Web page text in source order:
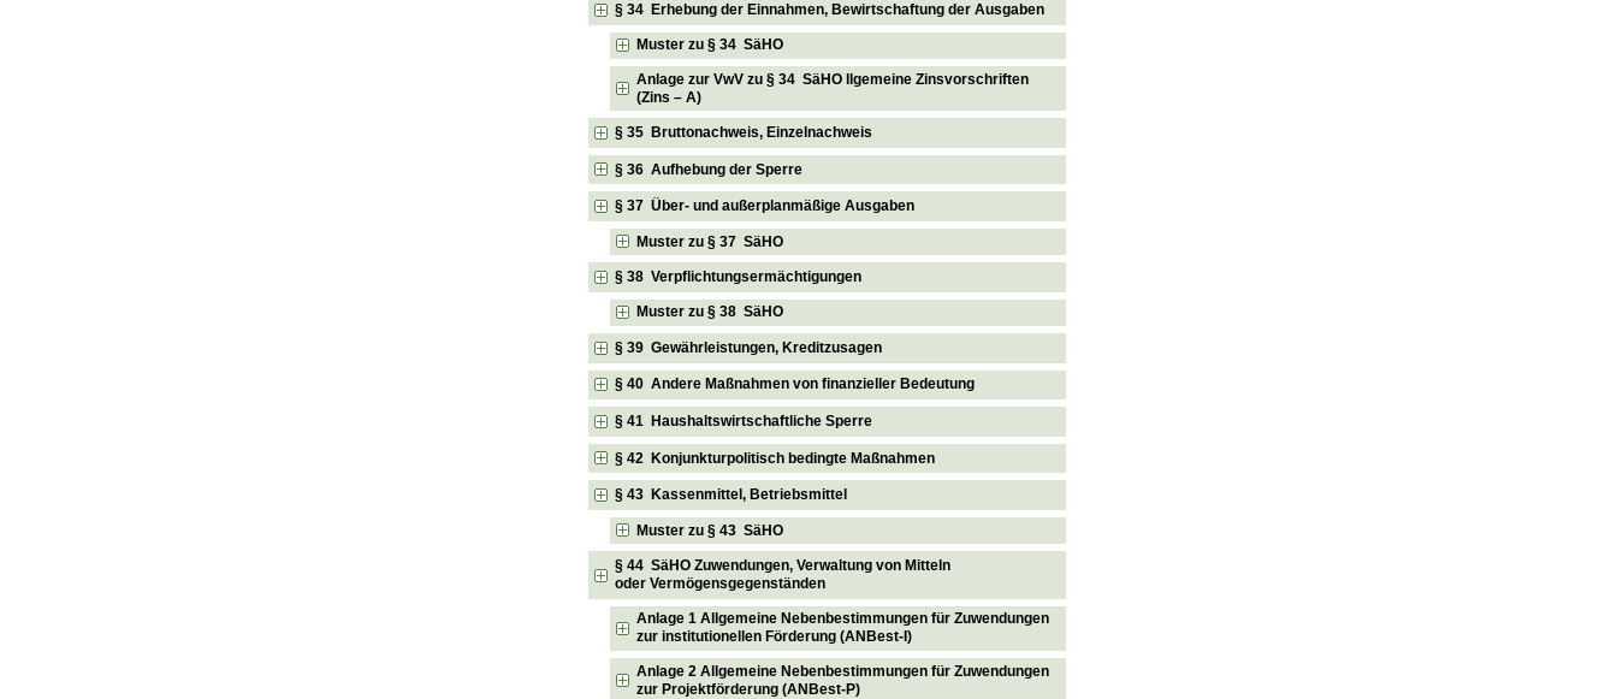
§ 34 Erhebung der Einnahmen, Bewirtschaftung der Ausgaben
Muster zu § 34 SäHO
Anlage zur VwV zu § 34 SäHO llgemeine Zinsvorschriften
(Zins – A)
§ 35 Bruttonachweis, Einzelnachweis
§ 36 Aufhebung der Sperre
§ 37 Über- und außerplanmäßige Ausgaben
Muster zu § 37 SäHO
§ 38 Verpflichtungsermächtigungen
Muster zu § 38 SäHO
§ 39 Gewährleistungen, Kreditzusagen
§ 40 Andere Maßnahmen von finanzieller Bedeutung
§ 41 Haushaltswirtschaftliche Sperre
§ 42 Konjunkturpolitisch bedingte Maßnahmen
§ 43 Kassenmittel, Betriebsmittel
Muster zu § 43 SäHO
§ 44 SäHO Zuwendungen, Verwaltung von Mitteln
oder Vermögensgegenständen
Anlage 1 Allgemeine Nebenbestimmungen für Zuwendungen
zur institutionellen Förderung (ANBest-I)
Anlage 2 Allgemeine Nebenbestimmungen für Zuwendungen
zur Projektförderung (ANBest-P)